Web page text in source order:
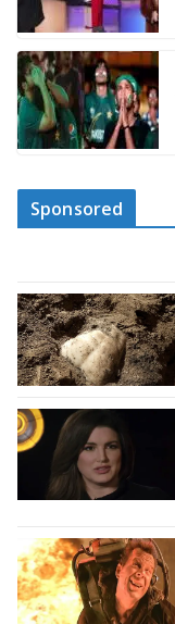
Sponsored